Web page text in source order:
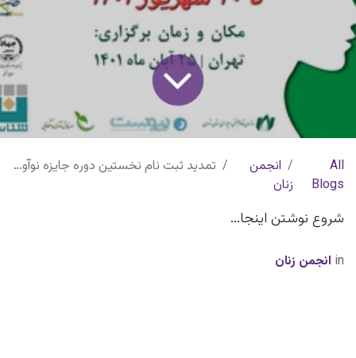
All
Blogs
انجمن
زنان
تمدید ثبت نام نخستین دوره جایزه نوآوری آزاده
شروع نوشتن اینجا...
in انجمن زنان